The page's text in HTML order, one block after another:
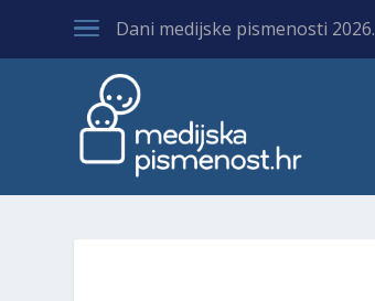
Dani medijske pismenosti 2026.